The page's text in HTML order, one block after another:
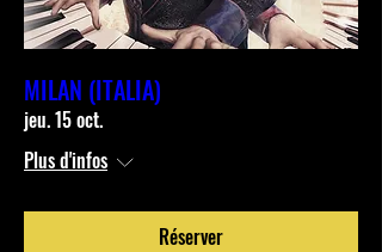
MILAN (ITALIA)
jeu. 15 oct.
Plus d'infos
Réserver